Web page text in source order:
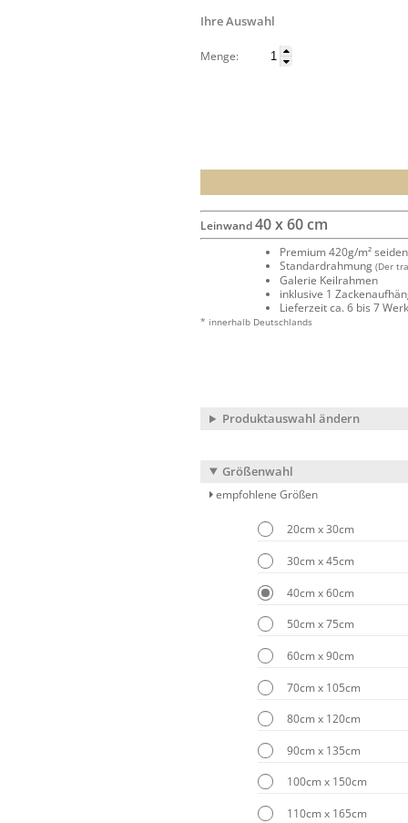
Ihre Auswahl
Menge:
Leinwand40 x 60 cm
Premium 420g/m²
Standardrahmung (Der
Galerie Keilrahmen
inklusive 1
Lieferzeit ca. 6 bis 7
* innerhalb Deutschlands
Produktauswahl ändern
Größenwahl
empfohlene Größen
20cm x 30cm
30cm x 45cm
40cm x 60cm
50cm x 75cm
60cm x 90cm
70cm x 105cm
80cm x 120cm
90cm x 135cm
100cm x 150cm
110cm x 165cm